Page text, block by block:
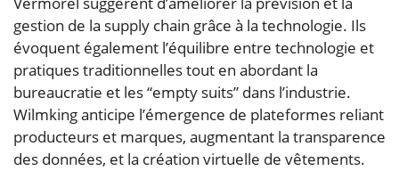
gestion de la supply chain grâce à la technologie. Ils
évoquent également l’équilibre entre technologie et
pratiques traditionnelles tout en abordant la
bureaucratie et les “empty suits” dans l’industrie.
Wilmking anticipe l’émergence de plateformes reliant
producteurs et marques, augmentant la transparence
des données, et la création virtuelle de vêtements.